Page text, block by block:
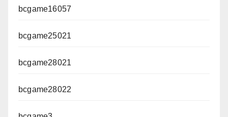
bcgame16057
bcgame25021
bcgame28021
bcgame28022